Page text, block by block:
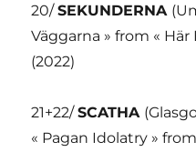
20/SEKUNDERNA
Väggarna » from «
(2022)
21+22/SCATHA
« Pagan Idolatry »